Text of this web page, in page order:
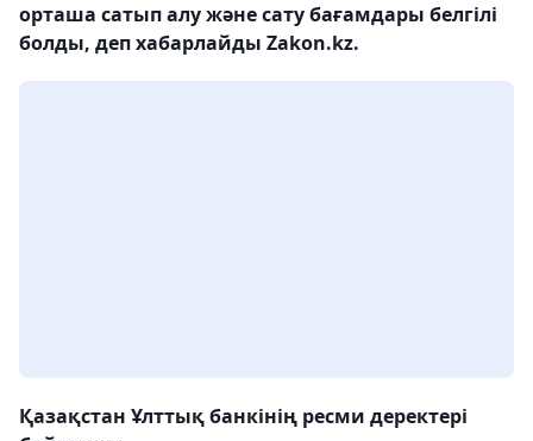
орташа сатып алу және сату бағамдары белгілі
болды, деп хабарлайды Zakon.kz.
Қазақстан Ұлттық банкінің ресми деректері